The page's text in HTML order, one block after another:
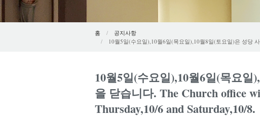
홈
공지사항
10월5일(수요일),10월6일(목요일),10월8일(토요일)은 성당
10월5일(수요일),10월6일(목요
을 닫습니다. The Church office
Thursday,10/6 and Saturday,10/8.